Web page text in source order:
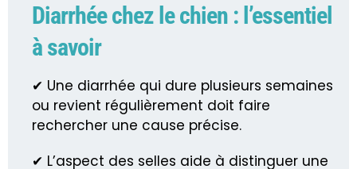
Diarrhée chez le chien : l’essentiel
à savoir
✔ Une diarrhée qui dure plusieurs semaines
ou revient régulièrement doit faire
rechercher une cause précise.
✔ L’aspect des selles aide à distinguer une